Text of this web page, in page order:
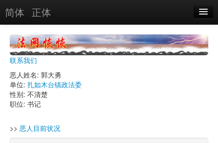
简体 正体
恶报实例
恶人图片
恶人单位
单位图片
搜索
联系我们
恶人姓名: 郭大勇
单位: 扎如木台镇政法委
性别: 不清楚
职位: 书记
>> 恶人目前状况